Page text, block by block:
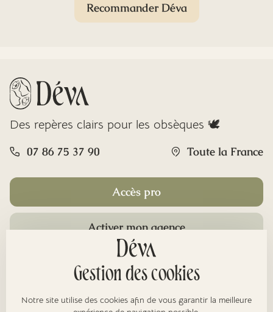
Recommander Déva
Des repères clairs pour les obsèques 🕊️
07 86 75 37 90 Toute la France
Accès pro
Activer mon agence
Gestion des cookies
Notre site utilise des cookies afin de vous garantir la meilleure